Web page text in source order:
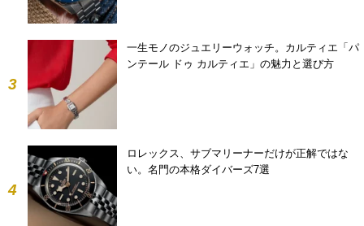
3
一生モノのジュエリーウォッチ。カルティエ「パ
ンテール ドゥ カルティエ」の魅力と選び方
4
ロレックス、サブマリーナーだけが正解ではな
い。名門の本格ダイバーズ7選